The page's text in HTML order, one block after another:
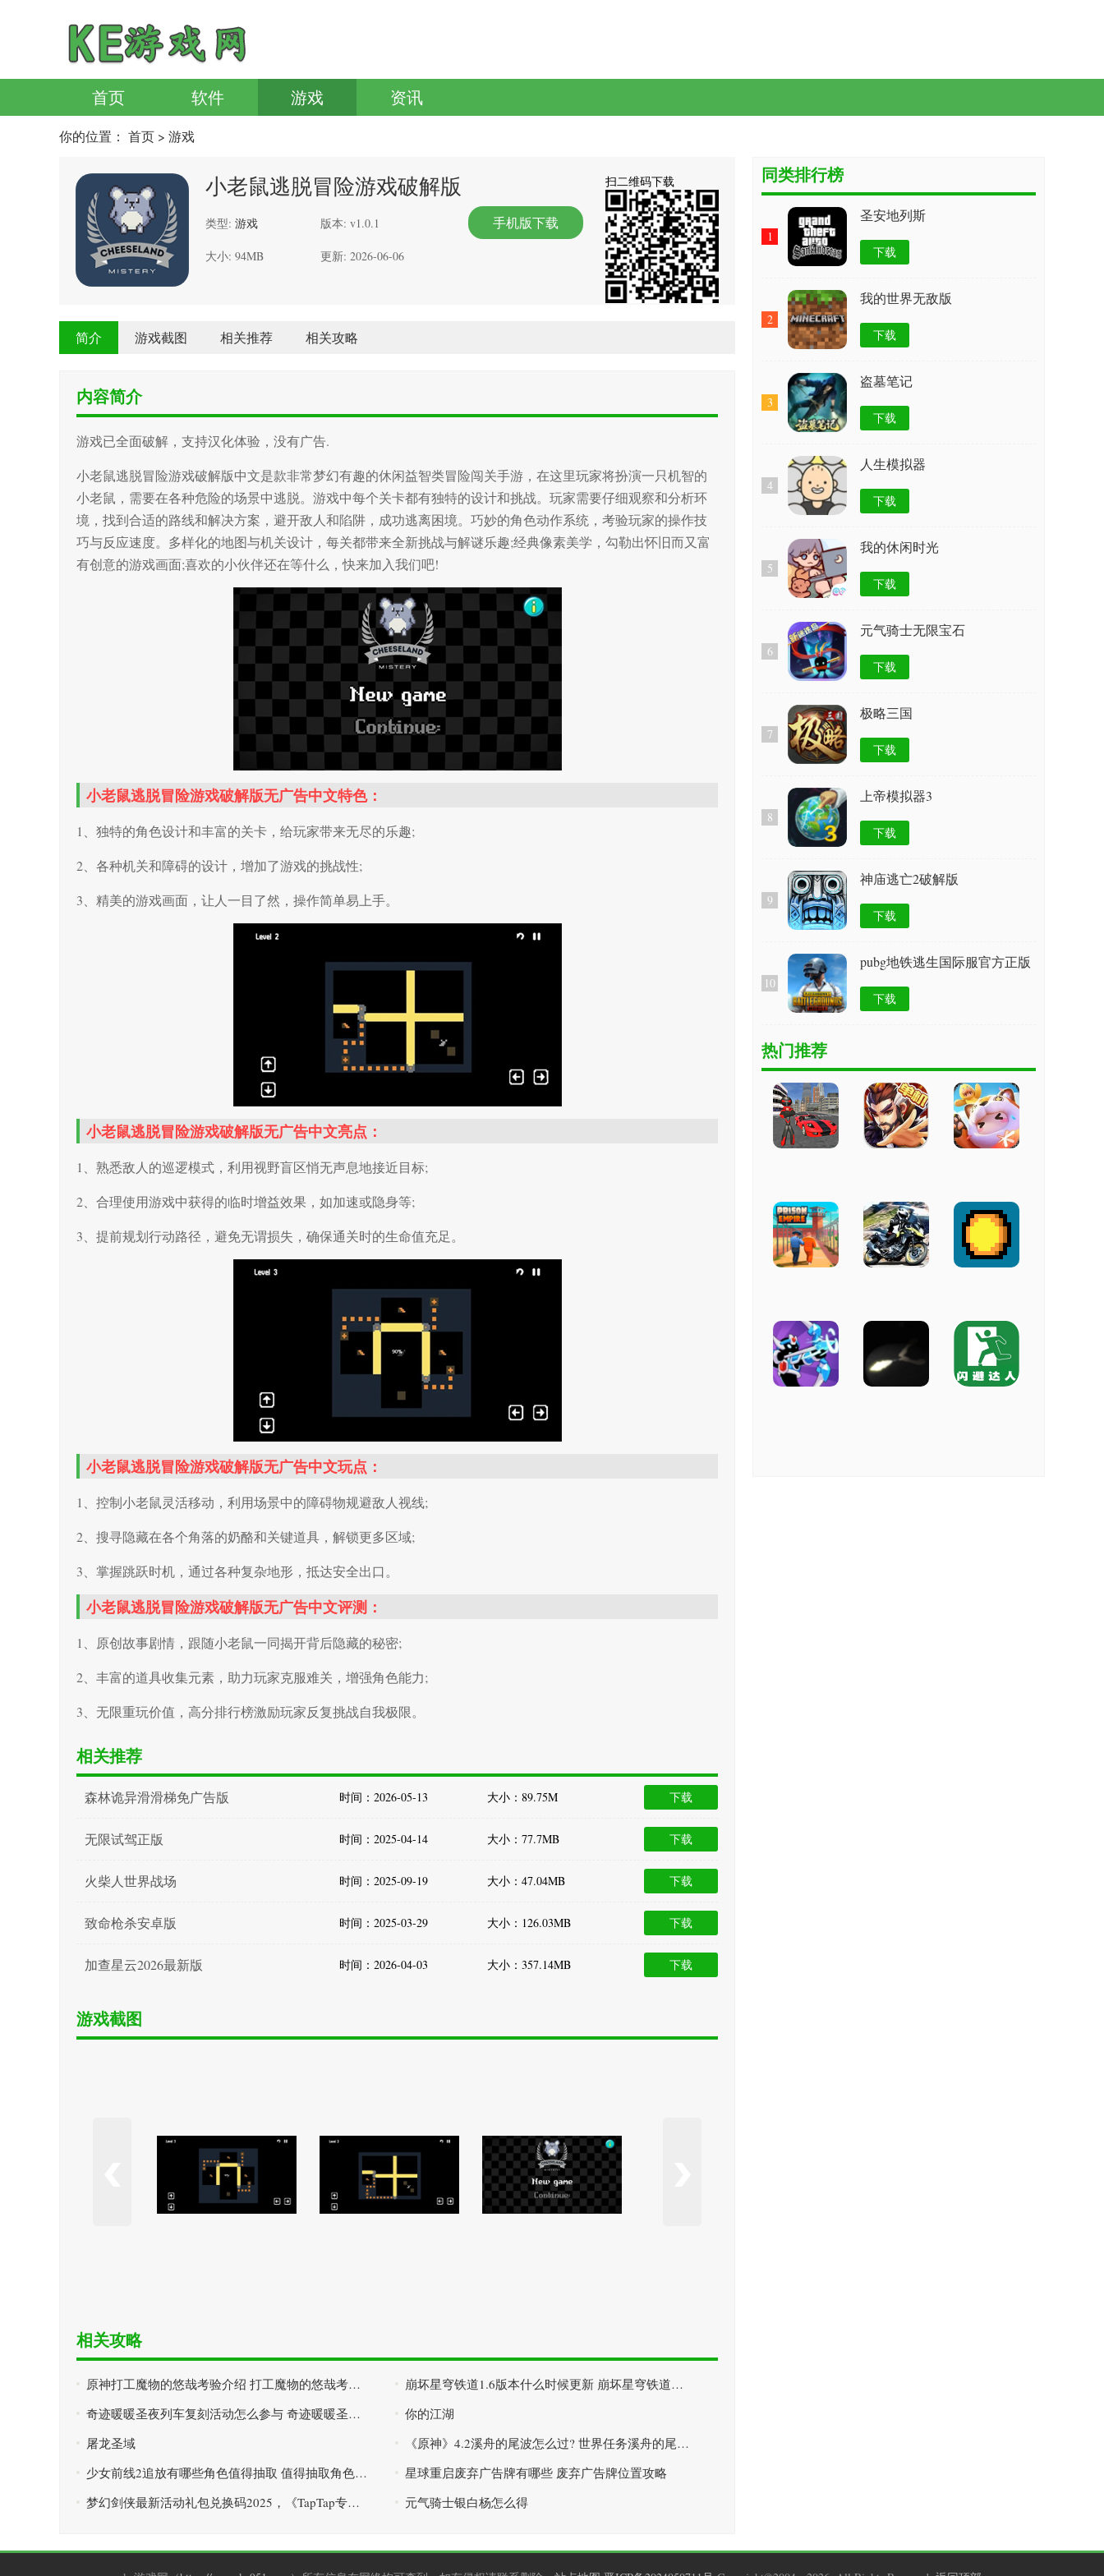
首页 软件 游戏 资讯
你的位置： 首页 > 游戏
小老鼠逃脱冒险游戏破解版
类型: 游戏 版本: v1.0.1
大小: 94MB 更新: 2026-06-06
手机版下载
扫二维码下载
简介 游戏截图 相关推荐 相关攻略
内容简介
游戏已全面破解，支持汉化体验，没有广告.
小老鼠逃脱冒险游戏破解版中文是款非常梦幻有趣的休闲益智类冒险闯关手游，在这里玩家将扮演一只机智的
小老鼠，需要在各种危险的场景中逃脱。游戏中每个关卡都有独特的设计和挑战。玩家需要仔细观察和分析环
境，找到合适的路线和解决方案，避开敌人和陷阱，成功逃离困境。巧妙的角色动作系统，考验玩家的操作技
巧与反应速度。多样化的地图与机关设计，每关都带来全新挑战与解谜乐趣;经典像素美学，勾勒出怀旧而又富
有创意的游戏画面;喜欢的小伙伴还在等什么，快来加入我们吧!
小老鼠逃脱冒险游戏破解版无广告中文特色：
1、独特的角色设计和丰富的关卡，给玩家带来无尽的乐趣;
2、各种机关和障碍的设计，增加了游戏的挑战性;
3、精美的游戏画面，让人一目了然，操作简单易上手。
​​​​​​​小老鼠逃脱冒险游戏破解版无广告中文亮点：
1、熟悉敌人的巡逻模式，利用视野盲区悄无声息地接近目标;
2、合理使用游戏中获得的临时增益效果，如加速或隐身等;
3、提前规划行动路径，避免无谓损失，确保通关时的生命值充足。
小老鼠逃脱冒险游戏破解版无广告中文玩点：
1、控制小老鼠灵活移动，利用场景中的障碍物规避敌人视线;
2、搜寻隐藏在各个角落的奶酪和关键道具，解锁更多区域;
3、掌握跳跃时机，通过各种复杂地形，抵达安全出口。
小老鼠逃脱冒险游戏破解版无广告中文评测：
1、原创故事剧情，跟随小老鼠一同揭开背后隐藏的秘密;
2、丰富的道具收集元素，助力玩家克服难关，增强角色能力;
3、无限重玩价值，高分排行榜激励玩家反复挑战自我极限。
相关推荐
森林诡异滑滑梯免广告版 时间：2026-05-13 大小：89.75M 下载
无限试驾正版 时间：2025-04-14 大小：77.7MB 下载
火柴人世界战场 时间：2025-09-19 大小：47.04MB 下载
致命枪杀安卓版 时间：2025-03-29 大小：126.03MB 下载
加查星云2026最新版 时间：2026-04-03 大小：357.14MB 下载
游戏截图
相关攻略
原神打工魔物的悠哉考验介绍 打工魔物的悠哉考验通关攻略
崩坏星穹铁道1.6版本什么时候更新 崩坏星穹铁道1.6版本介绍
奇迹暖暖圣夜列车复刻活动怎么参与 奇迹暖暖圣夜列车复刻活动玩法攻略
你的江湖
屠龙圣域
《原神》4.2溪舟的尾波怎么过? 世界任务溪舟的尾波流程攻略
少女前线2追放有哪些角色值得抽取 值得抽取角色推荐
星球重启废弃广告牌有哪些 废弃广告牌位置攻略
梦幻剑侠最新活动礼包兑换码2025，《TapTap专属签到活动》
元气骑士银白杨怎么得
同类排行榜
1
圣安地列斯
下载
2
我的世界无敌版
下载
3
盗墓笔记
下载
4
人生模拟器
下载
5
我的休闲时光
下载
6
元气骑士无限宝石
下载
7
极略三国
下载
8
上帝模拟器3
下载
9
神庙逃亡2破解版
下载
10
pubg地铁逃生国际服官方正版
下载
热门推荐